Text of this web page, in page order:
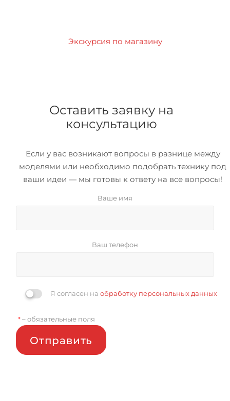
Экскурсия по магазину
Оставить заявку на
консультацию
Если у вас возникают вопросы в разнице между
моделями или необходимо подобрать технику под
ваши идеи — мы готовы к ответу на все вопросы!
Ваше имя
Ваш телефон
Я согласен на обработку персональных данных
Отправить
* – обязательные поля